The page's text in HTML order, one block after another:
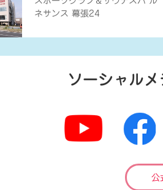
ネサンス 幕張24
ソーシャルメ
公